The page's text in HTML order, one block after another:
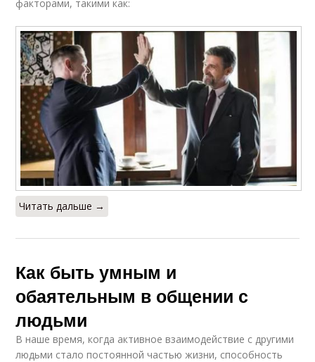
факторами, такими как:
Читать дальше →
Как быть умным и
обаятельным в общении с
людьми
В наше время, когда активное взаимодействие с другими
людьми стало постоянной частью жизни, способность